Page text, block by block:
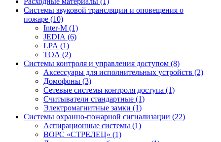
Системы звуковой трансляции и оповещения о
пожаре (10)
Inter-M (1)
JEDIA (6)
LPA (1)
TOA (2)
Системы контроля и управления доступом (8)
Аксессуары для исполнительных устройств (2)
Домофоны (3)
Сетевые системы контроля доступа (1)
Считыватели стандартные (1)
Электромагнитные замки (1)
Системы охранно-пожарной сигнализации (22)
Аспирационные системы (1)
ВОРС «СТРЕЛЕЦ» (1)